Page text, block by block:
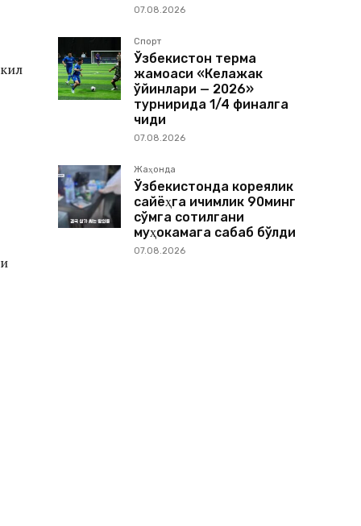
07.08.2026
Спорт
Ўзбекистон терма
жамоаси «Келажак
ўйинлари — 2026»
турнирида 1/4 финалга
чиқди
07.08.2026
Жаҳонда
Ўзбекистонда кореялик
сайёҳга ичимлик 90минг
сўмга сотилгани
муҳокамага сабаб бўлди
07.08.2026